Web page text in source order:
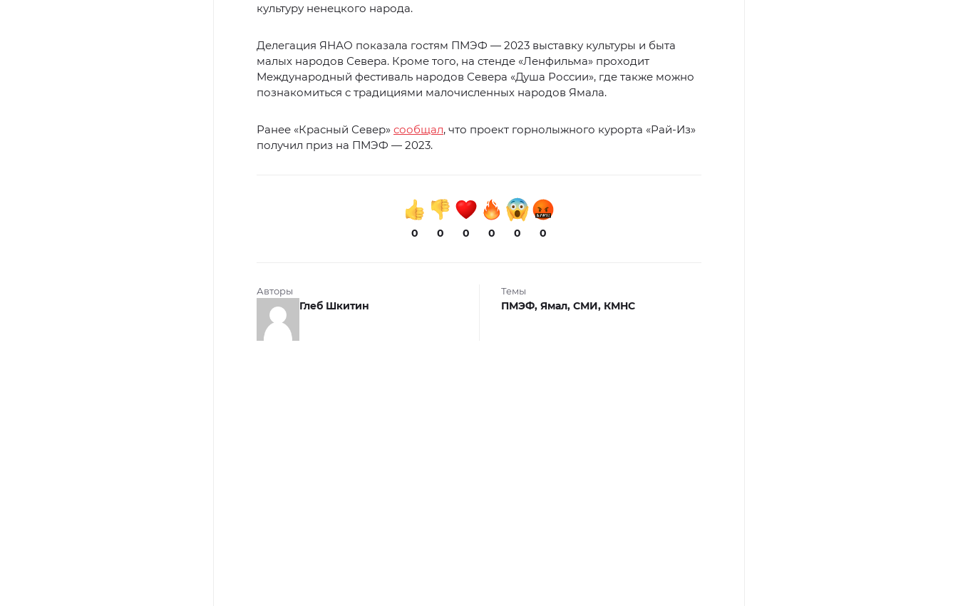
культуру ненецкого народа.
Делегация ЯНАО показала гостям ПМЭФ — 2023 выставку культуры и быта
малых народов Севера. Кроме того, на стенде «Ленфильма» проходит
Международный фестиваль народов Севера «Душа России», где также можно
познакомиться с традициями малочисленных народов Ямала.
Ранее «Красный Север» сообщал, что проект горнолыжного курорта «Рай-Из»
получил приз на ПМЭФ — 2023.
0 0 0 0 0 0
Авторы
Глеб Шкитин
Темы
ПМЭФ, Ямал, СМИ, КМНС